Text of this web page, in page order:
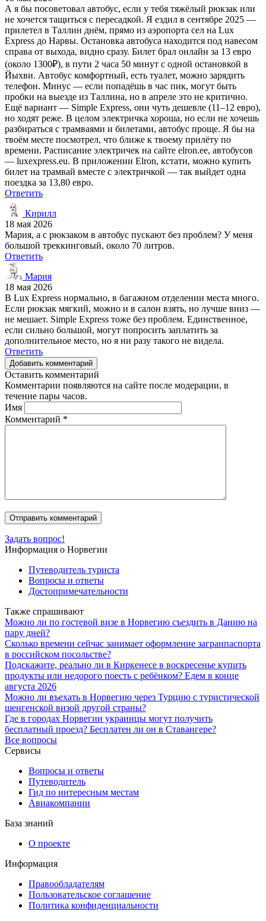
А я бы посоветовал автобус, если у тебя тяжёлый рюкзак или
не хочется тащиться с пересадкой. Я ездил в сентябре 2025 —
прилетел в Таллин днём, прямо из аэропорта сел на Lux
Express до Нарвы. Остановка автобуса находится под навесом
справа от выхода, видно сразу. Билет брал онлайн за 13 евро
(около 1300₽), в пути 2 часа 50 минут с одной остановкой в
Йыхви. Автобус комфортный, есть туалет, можно зарядить
телефон. Минус — если попадёшь в час пик, могут быть
пробки на выезде из Таллина, но в апреле это не критично.
Ещё вариант — Simple Express, они чуть дешевле (11–12 евро),
но ходят реже. В целом электричка хороша, но если не хочешь
разбираться с трамваями и билетами, автобус проще. Я бы на
твоём месте посмотрел, что ближе к твоему прилёту по
времени. Расписание электричек на сайте elron.ee, автобусов
— luxexpress.eu. В приложении Elron, кстати, можно купить
билет на трамвай вместе с электричкой — так выйдет одна
поездка за 13,80 евро.
Ответить
Кирилл
18 мая 2026
Мария, а с рюкзаком в автобус пускают без проблем? У меня
большой треккинговый, около 70 литров.
Ответить
Мария
18 мая 2026
В Lux Express нормально, в багажном отделении места много.
Если рюкзак мягкий, можно и в салон взять, но лучше вниз —
не мешает. Simple Express тоже без проблем. Единственное,
если сильно большой, могут попросить заплатить за
дополнительное место, но я ни разу такого не видела.
Ответить
Добавить комментарий
Оставить комментарий
Комментарии появляются на сайте после модерации, в
течение пары часов.
Имя
Комментарий *
Задать вопрос!
Информация о Норвегии
Путеводитель туриста
Вопросы и ответы
Достопримечательности
Также спрашивают
Можно ли по гостевой визе в Норвегию съездить в Данию на
пару дней?
Сколько времени сейчас занимает оформление загранпаспорта
в российском посольстве?
Подскажите, реально ли в Киркенесе в воскресенье купить
продукты или недорого поесть с ребёнком? Едем в конце
августа 2026
Можно ли въехать в Норвегию через Турцию с туристической
шенгенской визой другой страны?
Где в городах Норвегии украинцы могут получить
бесплатный проезд? Бесплатен ли он в Ставангере?
Все вопросы
Сервисы
Вопросы и ответы
Путеводитель
Гид по интересным местам
Авиакомпании
База знаний
О проекте
Информация
Правообладателям
Пользовательское соглашение
Политика конфиденциальности